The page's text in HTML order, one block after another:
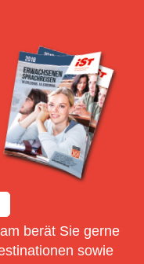
berät Sie gerne
sowie